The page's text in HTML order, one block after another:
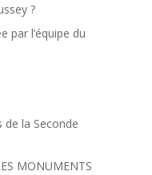
?
par l’équipe du
la Seconde
MONUMENTS